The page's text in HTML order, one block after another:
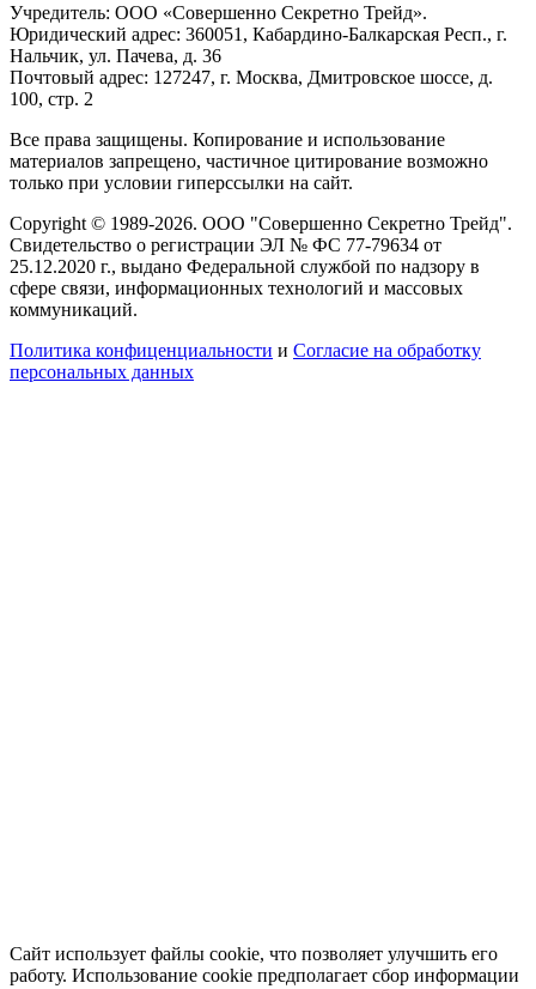
Учредитель: ООО «Совершенно Секретно Трейд».
Юридический адрес: 360051, Кабардино-Балкарская Респ., г.
Нальчик, ул. Пачева, д. 36
Почтовый адрес: 127247, г. Москва, Дмитровское шоссе, д.
100, стр. 2
Все права защищены. Копирование и использование
материалов запрещено, частичное цитирование возможно
только при условии гиперссылки на сайт.
Copyright © 1989-2026. ООО "Совершенно Секретно Трейд".
Свидетельство о регистрации ЭЛ № ФС 77-79634 от
25.12.2020 г., выдано Федеральной службой по надзору в
сфере связи, информационных технологий и массовых
коммуникаций.
Политика конфиценциальности и Согласие на обработку
персональных данных
Сайт использует файлы cookie, что позволяет улучшить его
работу. Использование cookie предполагает сбор информации